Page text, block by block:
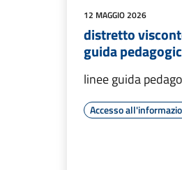
12 MAGGIO 2026
distretto
guida
linee guida
Accesso